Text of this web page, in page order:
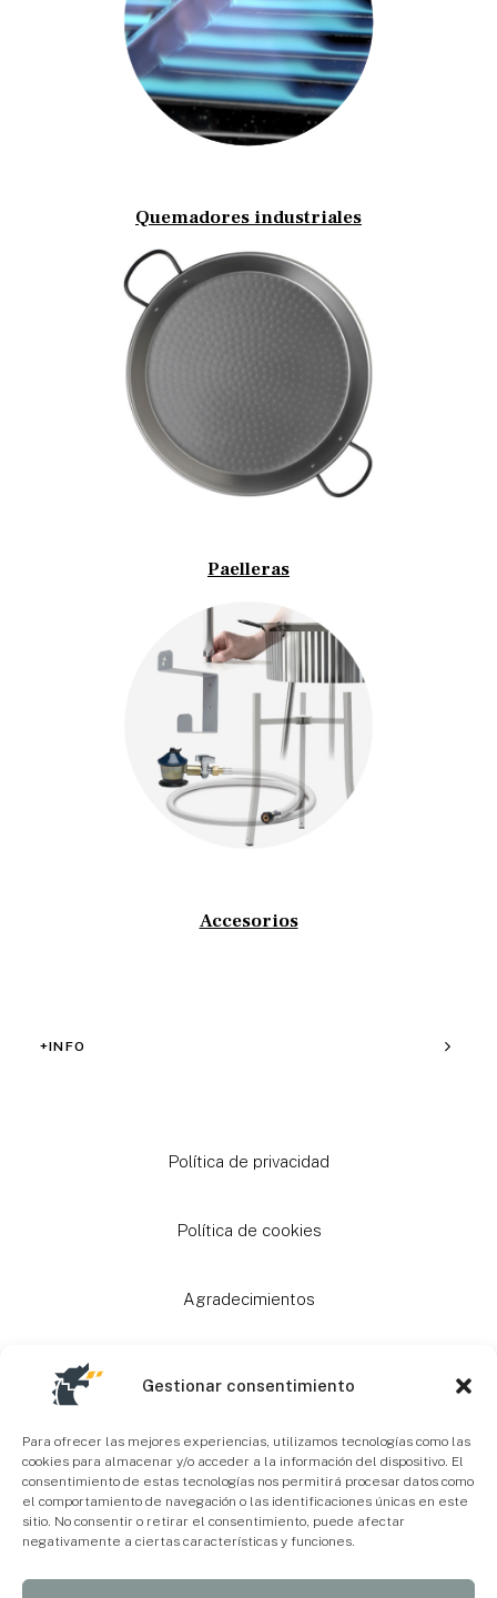
Gestionar consentimiento
Para ofrecer las mejores experiencias, utilizamos tecnologías como las
cookies para almacenar y/o acceder a la información del dispositivo. El
consentimiento de estas tecnologías nos permitirá procesar datos como
el comportamiento de navegación o las identificaciones únicas en este
sitio. No consentir o retirar el consentimiento, puede afectar
negativamente a ciertas características y funciones.
Quemadores industriales
Paelleras
Accesorios
+INFO
Política de privacidad
Política de cookies
Agradecimientos
Mapa Web
Accesibilidad